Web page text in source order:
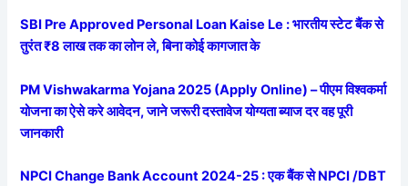
SBI Pre Approved Personal Loan Kaise Le : भारतीय स्टेट बैंक से
तुरंत ₹8 लाख तक का लोन ले, बिना कोई कागजात के
PM Vishwakarma Yojana 2025 (Apply Online) – पीएम विश्वकर्मा
योजना का ऐसे करे आवेदन, जाने जरूरी दस्तावेज योग्यता ब्याज दर वह पूरी
जानकारी
NPCI Change Bank Account 2024-25 : एक बैंक से NPCI /DBT